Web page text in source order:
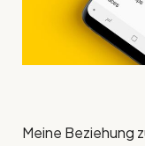
Meine Beziehung